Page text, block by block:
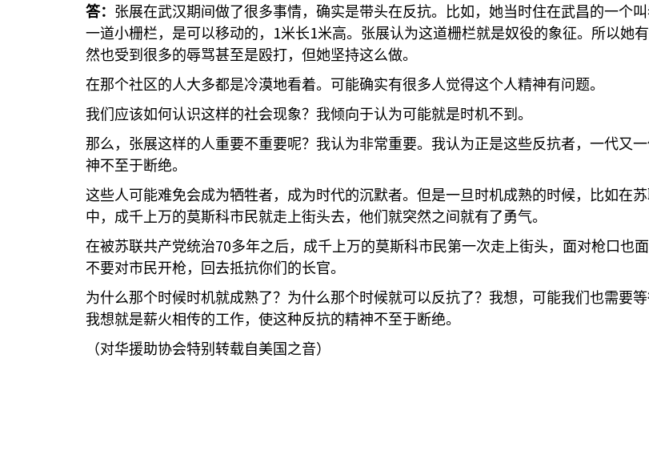
答： 张展在武汉期间做了很多事情，确实是带头在反抗。比如，她当时住在武昌的一个
一道小栅栏，是可以移动的， 1米长1米高。张展认为这道栅栏就是奴役的象征。所以她
然也受到很多的辱骂甚至是殴打，但她坚持这么做。
在那个社区的人大多都是冷漠地看着。可能确实有很多人觉得这个人精神有问题。
我们应该如何认识这样的社会现象？我倾向于认为可能就是时机不到。
那么，张展这样的人重要不重要呢？我认为非常重要。我认为正是这些反抗者，一代又
神不至于断绝。
这些人可能难免会成为牺牲者，成为时代的沉默者。但是一旦时机成熟的时候，比如在
中，成千上万的莫斯科市民就走上街头去，他们就突然之间就有了勇气。
在被苏联共产党统治70多年之后，成千上万的莫斯科市民第一次走上街头，面对枪口也
不要对市民开枪，回去抵抗你们的长官。
为什么那个时候时机就成熟了？为什么那个时候就可以反抗了？我想，可能我们也需要
我想就是薪火相传的工作，使这种反抗的精神不至于断绝。
（对华援助协会特别转载自美国之音）